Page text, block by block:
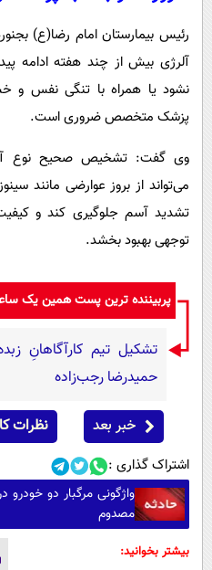
رئیس بیمارستان امام رضا(ع)
آلرژی بیش از چند هفته ادامه
نشود یا همراه با تنگی نفس
پزشک متخصص ضروری است.
وی گفت: تشخیص صحیح نوع
می‌تواند از بروز عوارضی مانند
تشدید آسم جلوگیری کند و
توجهی بهبود بخشد.
پربیننده ترین پست همین یک
تشکیل تیم کارآگاهانِ
حمیدرضا رجب‌زاده
خبر بعد نظرات
اشتراک گذاری :
مصدوم
بیشتر بخوانید: